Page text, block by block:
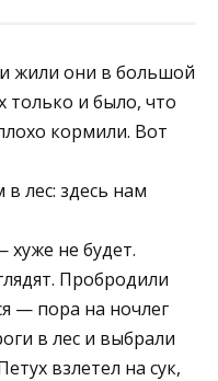
жили они в большой
только и было, что
кормили. Вот
лес: здесь нам
не будет.
Пробродили
— пора на ночлег
в лес и выбрали
взлетел на сук,